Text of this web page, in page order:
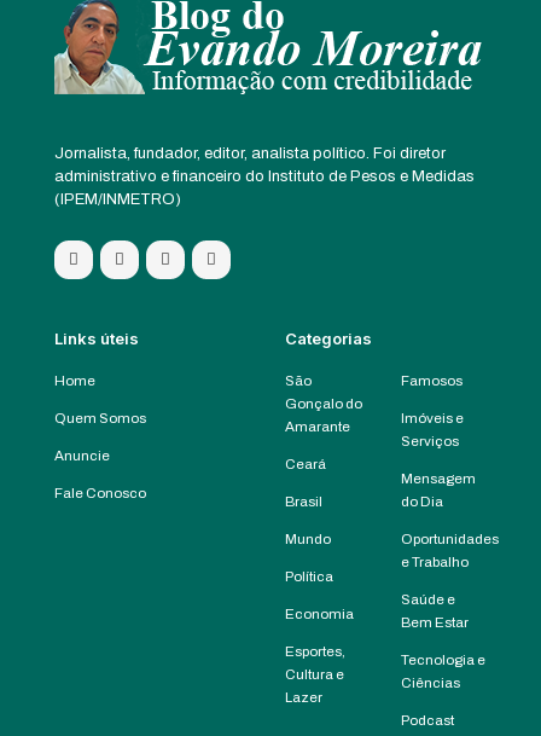
Jornalista, fundador, editor, analista político. Foi diretor
administrativo e financeiro do Instituto de Pesos e Medidas
(IPEM/INMETRO)
Links úteis
Home
Quem Somos
Anuncie
Fale Conosco
Categorias
São
Gonçalo do
Amarante
Ceará
Brasil
Mundo
Política
Economia
Esportes,
Cultura e
Lazer
Famosos
Imóveis e
Serviços
Mensagem
do Dia
Oportunidades
e Trabalho
Saúde e
Bem Estar
Tecnologia e
Ciências
Podcast